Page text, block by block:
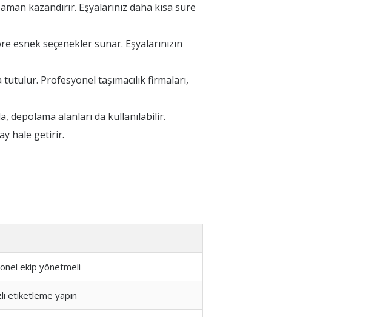
kazandırır. Eşyalarınız daha kısa süre
esnek seçenekler sunar. Eşyalarınızın
Profesyonel taşımacılık firmaları,
depolama alanları da kullanılabilir.
hale getirir.
ekip yönetmeli
etiketleme yapın